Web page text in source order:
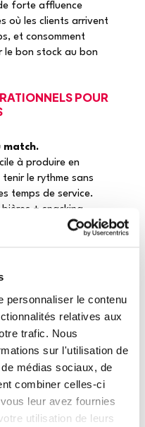
personnaliser le contenu
relatives aux
trafic. Nous
sur l'utilisation de
médias sociaux, de
combiner celles-ci
leur avez fournies
utilisation de leurs
forte affluence
où les clients arrivent
et consomment
le bon stock au bon
POUR
match.
à produire en
le rythme sans
temps de service.
+ snacking,
tarifs négociés
chaud, planches
qui tournent le mieux
que vous trouvez chez
des prix négociés
période de forte